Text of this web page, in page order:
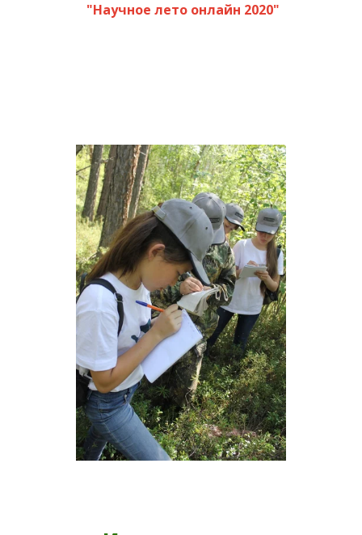
"Научное лето онлайн 2020"